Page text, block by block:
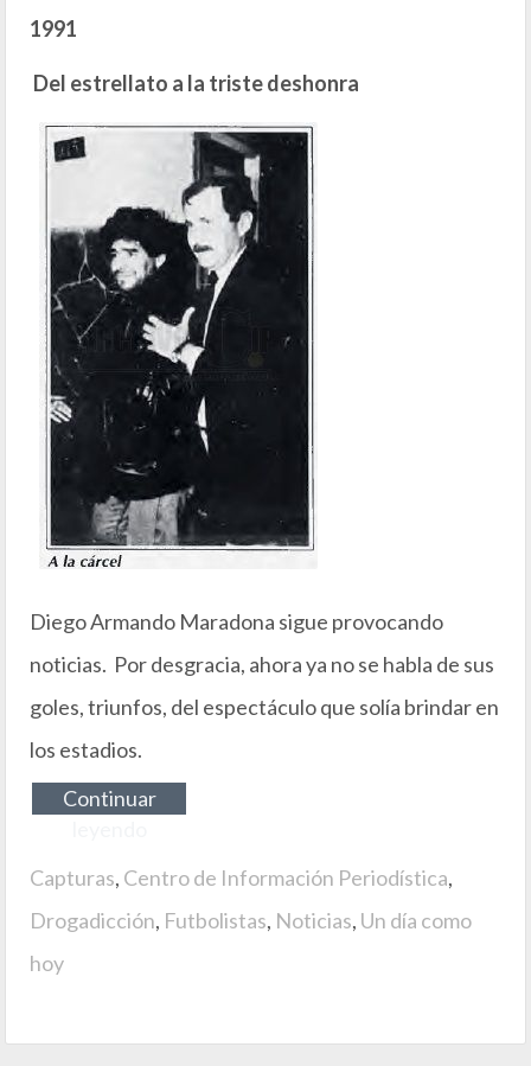
1991
Del estrellato a la triste deshonra
Diego Armando Maradona sigue provocando
noticias. Por desgracia, ahora ya no se habla de sus
goles, triunfos, del espectáculo que solía brindar en
los estadios.
Continuar
Capturas, Centro de Información Periodística,
Drogadicción, Futbolistas, Noticias, Un día como
hoy